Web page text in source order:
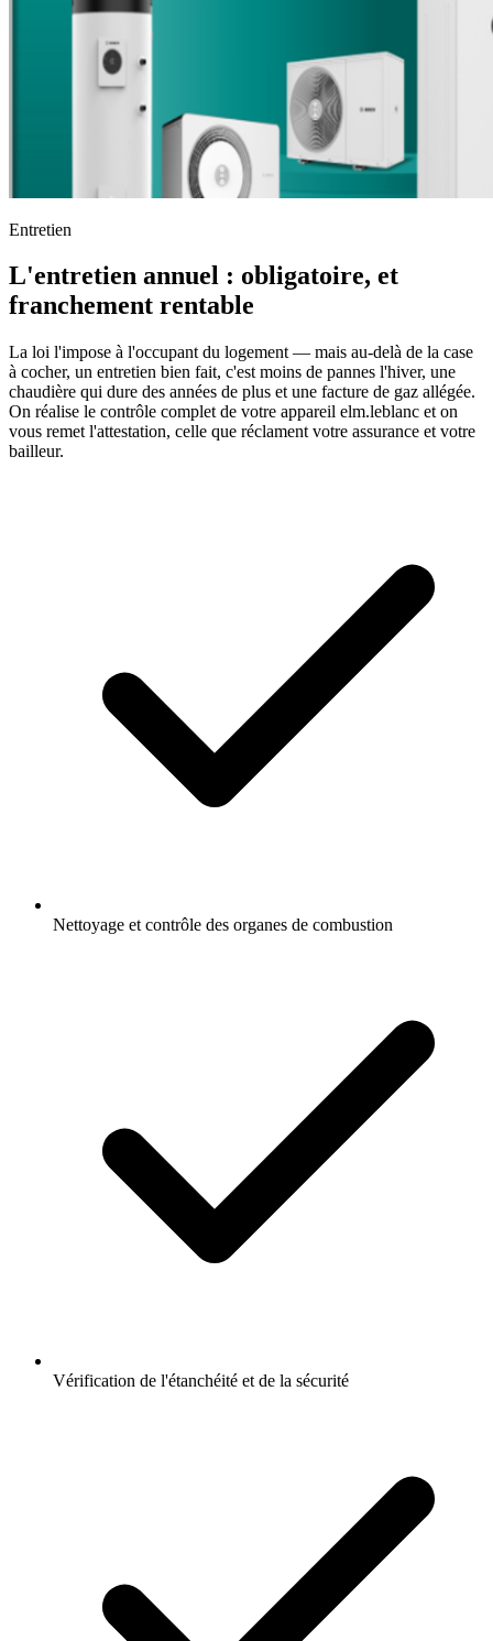
Entretien
L'entretien annuel : obligatoire, et
franchement rentable
La loi l'impose à l'occupant du logement — mais au-delà de la case
à cocher, un entretien bien fait, c'est moins de pannes l'hiver, une
chaudière qui dure des années de plus et une facture de gaz allégée.
On réalise le contrôle complet de votre appareil elm.leblanc et on
vous remet l'attestation, celle que réclament votre assurance et votre
bailleur.
Nettoyage et contrôle des organes de combustion
Vérification de l'étanchéité et de la sécurité